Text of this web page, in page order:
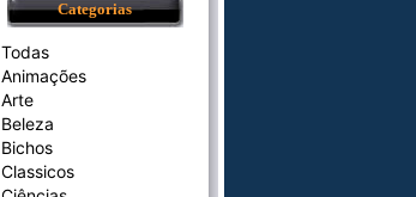
Categorias
Todas
Animações
Arte
Beleza
Bichos
Classicos